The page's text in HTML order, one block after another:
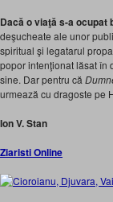
Dacă o viaţă s-a
deşucheate ale unor
spiritual şi legatarul
popor intenţionat lăsat în
sine. Dar pentru că
urmează cu dragoste pe
Ion V. Stan
Ziaristi Online